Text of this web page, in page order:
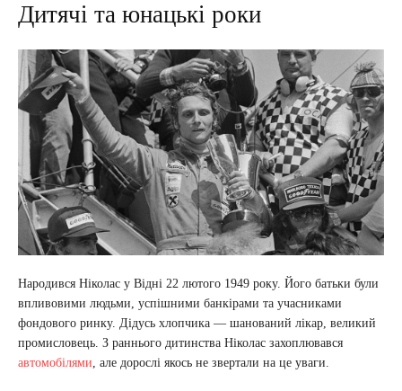
Дитячі та юнацькі роки
Народився Ніколас у Відні 22 лютого 1949 року. Його батьки були
впливовими людьми, успішними банкірами та учасниками
фондового ринку. Дідусь хлопчика — шанований лікар, великий
промисловець. З раннього дитинства Ніколас захоплювався
автомобілями, але дорослі якось не звертали на це уваги.